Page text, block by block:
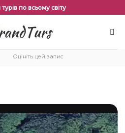
по всьому світу
Оцініть цей запис